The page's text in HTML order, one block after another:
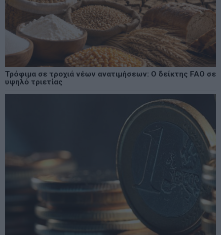
Τρόφιμα σε τροχιά νέων ανατιμήσεων: Ο δείκτης FAO σε
υψηλό τριετίας